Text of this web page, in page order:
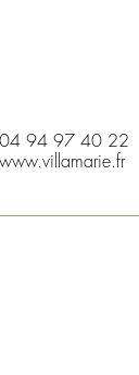
04 94 97 40 22
www.villamarie.fr